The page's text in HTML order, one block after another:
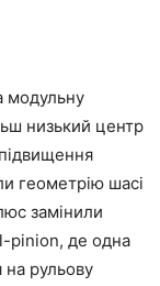
модульну
низький центр
геометрію шасі
замінили
pinion, де одна
рульову